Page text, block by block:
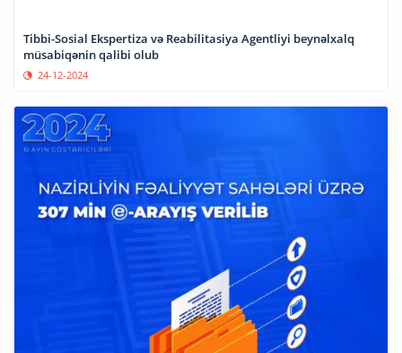
Tibbi-Sosial Ekspertiza və Reabilitasiya Agentliyi beynəlxalq
müsabiqənin qalibi olub
24-12-2024